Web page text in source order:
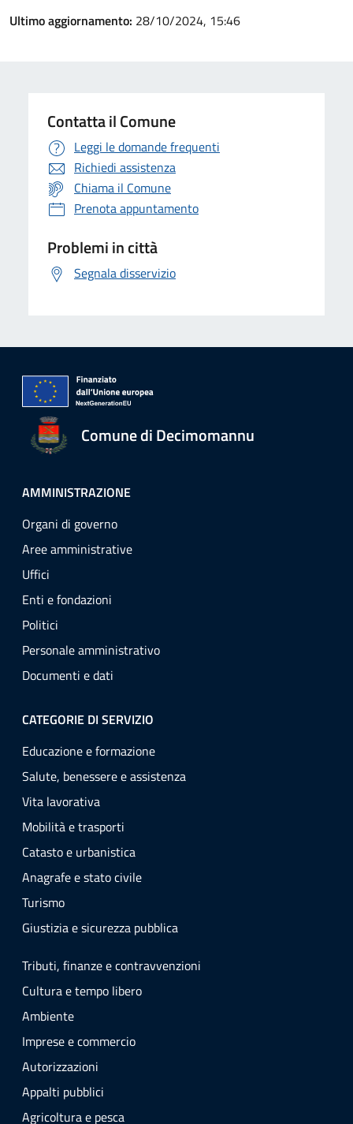
Ultimo aggiornamento: 28/10/2024, 15:46
Contatta il Comune
Leggi le domande frequenti
Richiedi assistenza
Chiama il Comune
Prenota appuntamento
Problemi in città
Segnala disservizio
Comune di Decimomannu
AMMINISTRAZIONE
Organi di governo
Aree amministrative
Uffici
Enti e fondazioni
Politici
Personale amministrativo
Documenti e dati
CATEGORIE DI SERVIZIO
Educazione e formazione
Salute, benessere e assistenza
Vita lavorativa
Mobilità e trasporti
Catasto e urbanistica
Anagrafe e stato civile
Turismo
Giustizia e sicurezza pubblica
Tributi, finanze e contravvenzioni
Cultura e tempo libero
Ambiente
Imprese e commercio
Autorizzazioni
Appalti pubblici
Agricoltura e pesca